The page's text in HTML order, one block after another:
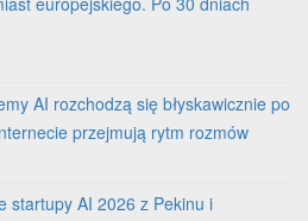
AI rozchodzą się błyskawicznie po
przejmują rytm rozmów
startupy AI 2026 z Pekinu i